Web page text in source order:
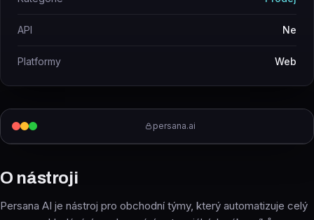
persana.ai
O nástroji
Persana AI je nástroj pro obchodní týmy, který automatizuje celý
API Ne
Platformy Web